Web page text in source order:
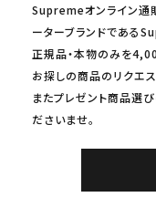
Supremeオンライン通
ーターブランドである
正規品・本物のみを
お探しの商品のリクエ
またプレゼント商品選
ださいませ。